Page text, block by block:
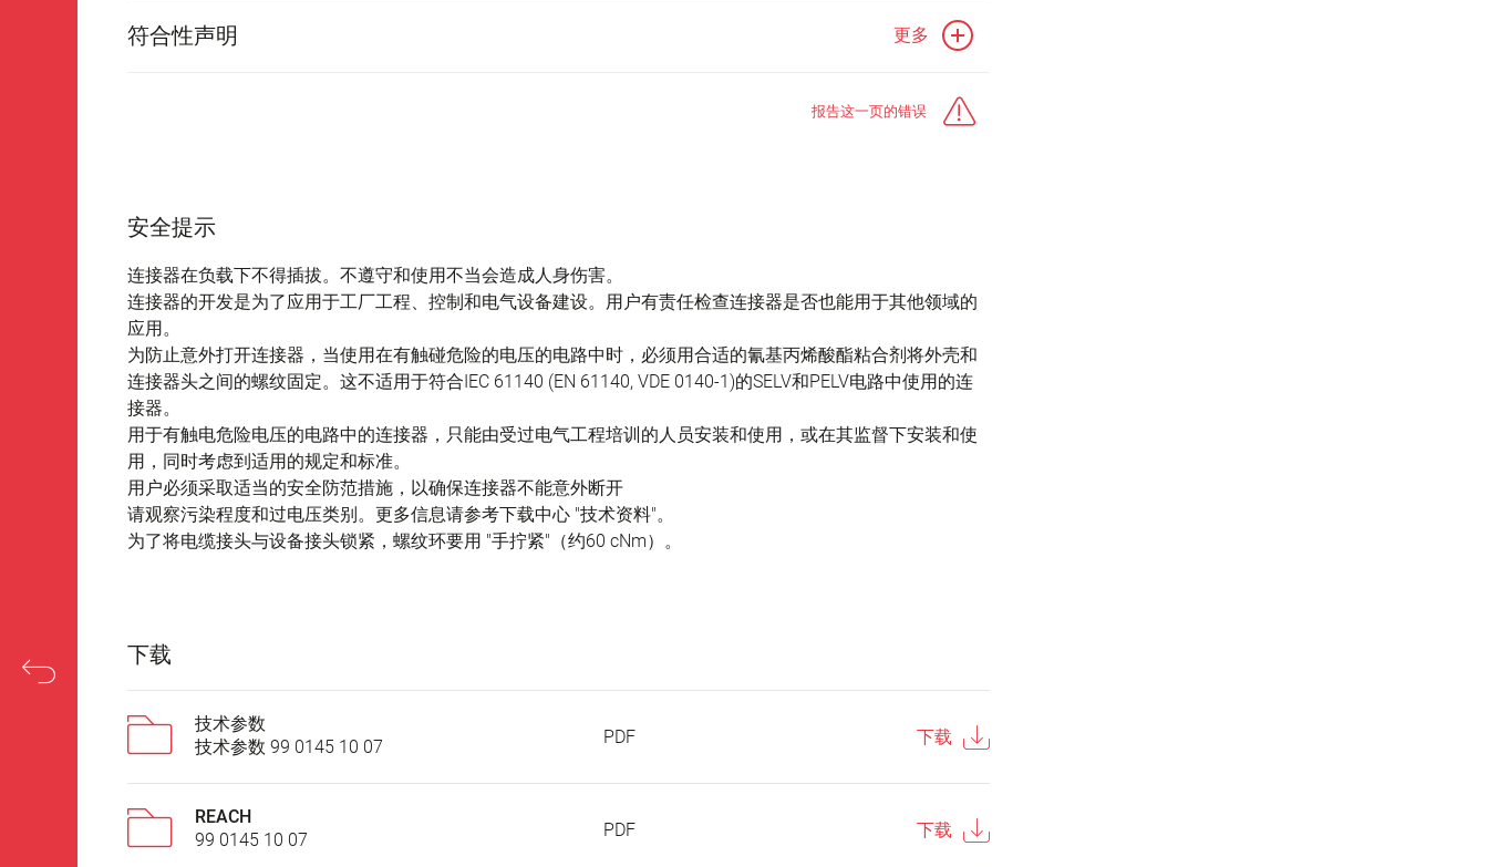
符合性声明 更多
报告这一页的错误
安全提示
连接器在负载下不得插拔。不遵守和使用不当会造成人身伤害。
连接器的开发是为了应用于工厂工程、控制和电气设备建设。用户有责任检查连接器是否也能用于其他领域的
应用。
为防止意外打开连接器，当使用在有触碰危险的电压的电路中时，必须用合适的氰基丙烯酸酯粘合剂将外壳和
连接器头之间的螺纹固定。这不适用于符合IEC 61140 (EN 61140, VDE 0140-1)的SELV和PELV电路中使用的连
接器。
用于有触电危险电压的电路中的连接器，只能由受过电气工程培训的人员安装和使用，或在其监督下安装和使
用，同时考虑到适用的规定和标准。
用户必须采取适当的安全防范措施，以确保连接器不能意外断开
请观察污染程度和过电压类别。更多信息请参考下载中心 "技术资料"。
为了将电缆接头与设备接头锁紧，螺纹环要用 "手拧紧"（约60 cNm）。
下载
技术参数
技术参数 99 0145 10 07
PDF 下载
REACH
99 0145 10 07
PDF 下载